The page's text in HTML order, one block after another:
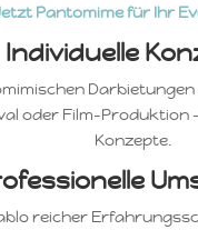
Pantomime für Ihr
Individuelle
oder Film-
Konzepte.
reicher